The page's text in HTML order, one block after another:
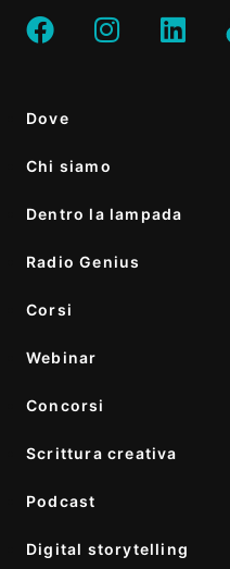
Dove
Chi siamo
Dentro la lampada
Radio Genius
Corsi
Webinar
Concorsi
Scrittura creativa
Podcast
Digital storytelling